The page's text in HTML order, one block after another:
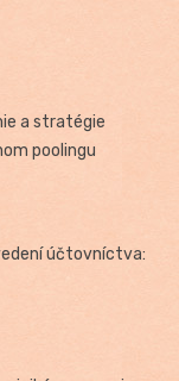
a stratégie
poolingu
účtovníctva: